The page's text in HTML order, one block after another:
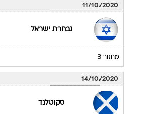
מחזור 1
07/09/2020
צ'כיה
מחזור 2